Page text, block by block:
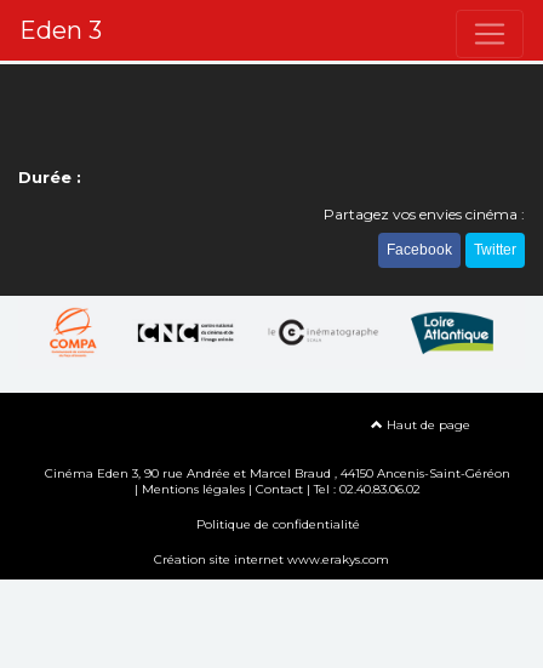
Eden 3
Durée :
Partagez vos envies cinéma :
Facebook Twitter
Haut de page
Cinéma Eden 3, 90 rue Andrée et Marcel Braud , 44150 Ancenis-Saint-Géréon
| Mentions légales | Contact | Tel : 02.40.83.06.02
Politique de confidentialité
Création site internet www.erakys.com